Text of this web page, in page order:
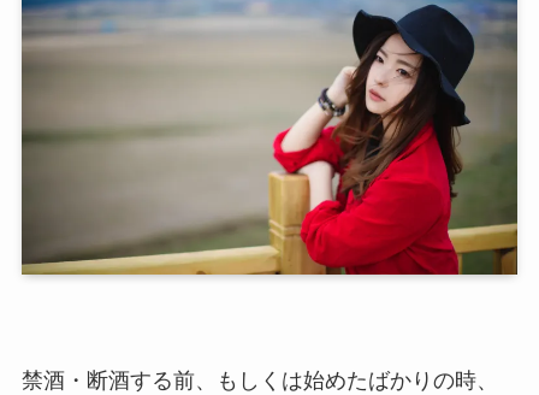
禁酒・断酒する前、もしくは始めたばかりの時、